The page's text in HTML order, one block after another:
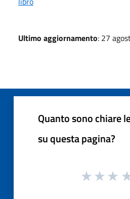
Ultimo aggiornamento: 27
Quanto sono chiare
su questa pagina?